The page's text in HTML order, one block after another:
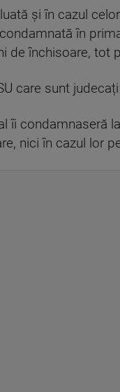
și în cazul
în
de închisoare, tot
care sunt
îi condamnaseră
nici în cazul lor